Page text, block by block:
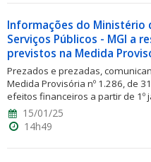
Informações do Ministério
Serviços Públicos - MGI a
previstos na Medida
Prezados e prezadas,
Medida Provisória nº 1.286, de
efeitos financeiros a partir de 1º
15/01/25
14h49